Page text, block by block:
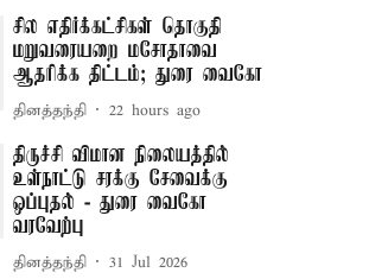
சில எதிர்க்கட்சிகள் தொகுதி
மறுவரையறை மசோதாவை
ஆதரிக்க திட்டம்; துரை வைகோ
தினத்தந்தி 22 hours ago
திருச்சி விமான நிலையத்தில்
உள்நாட்டு சரக்கு சேவைக்கு
ஒப்புதல் - துரை வைகோ
வரவேற்பு
தினத்தந்தி 31 Jul 2026